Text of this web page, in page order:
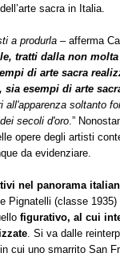
sacra in Italia.
a produrla – afferma
tratti dalla non
di arte sacra
esempi di arte
soltanto
secoli d'oro.”
opere degli artisti
da evidenziare.
nel panorama
Pignatelli (classe
figurativo, al cui
. Si va dalle
cui uno smarrito San